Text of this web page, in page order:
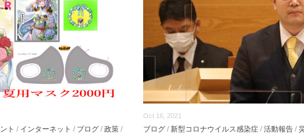
ト / インターネット / ブログ/ 政策/
Oct 16, 2021
ブログ / 新型コロナウイルス感染症 /活動報告 /